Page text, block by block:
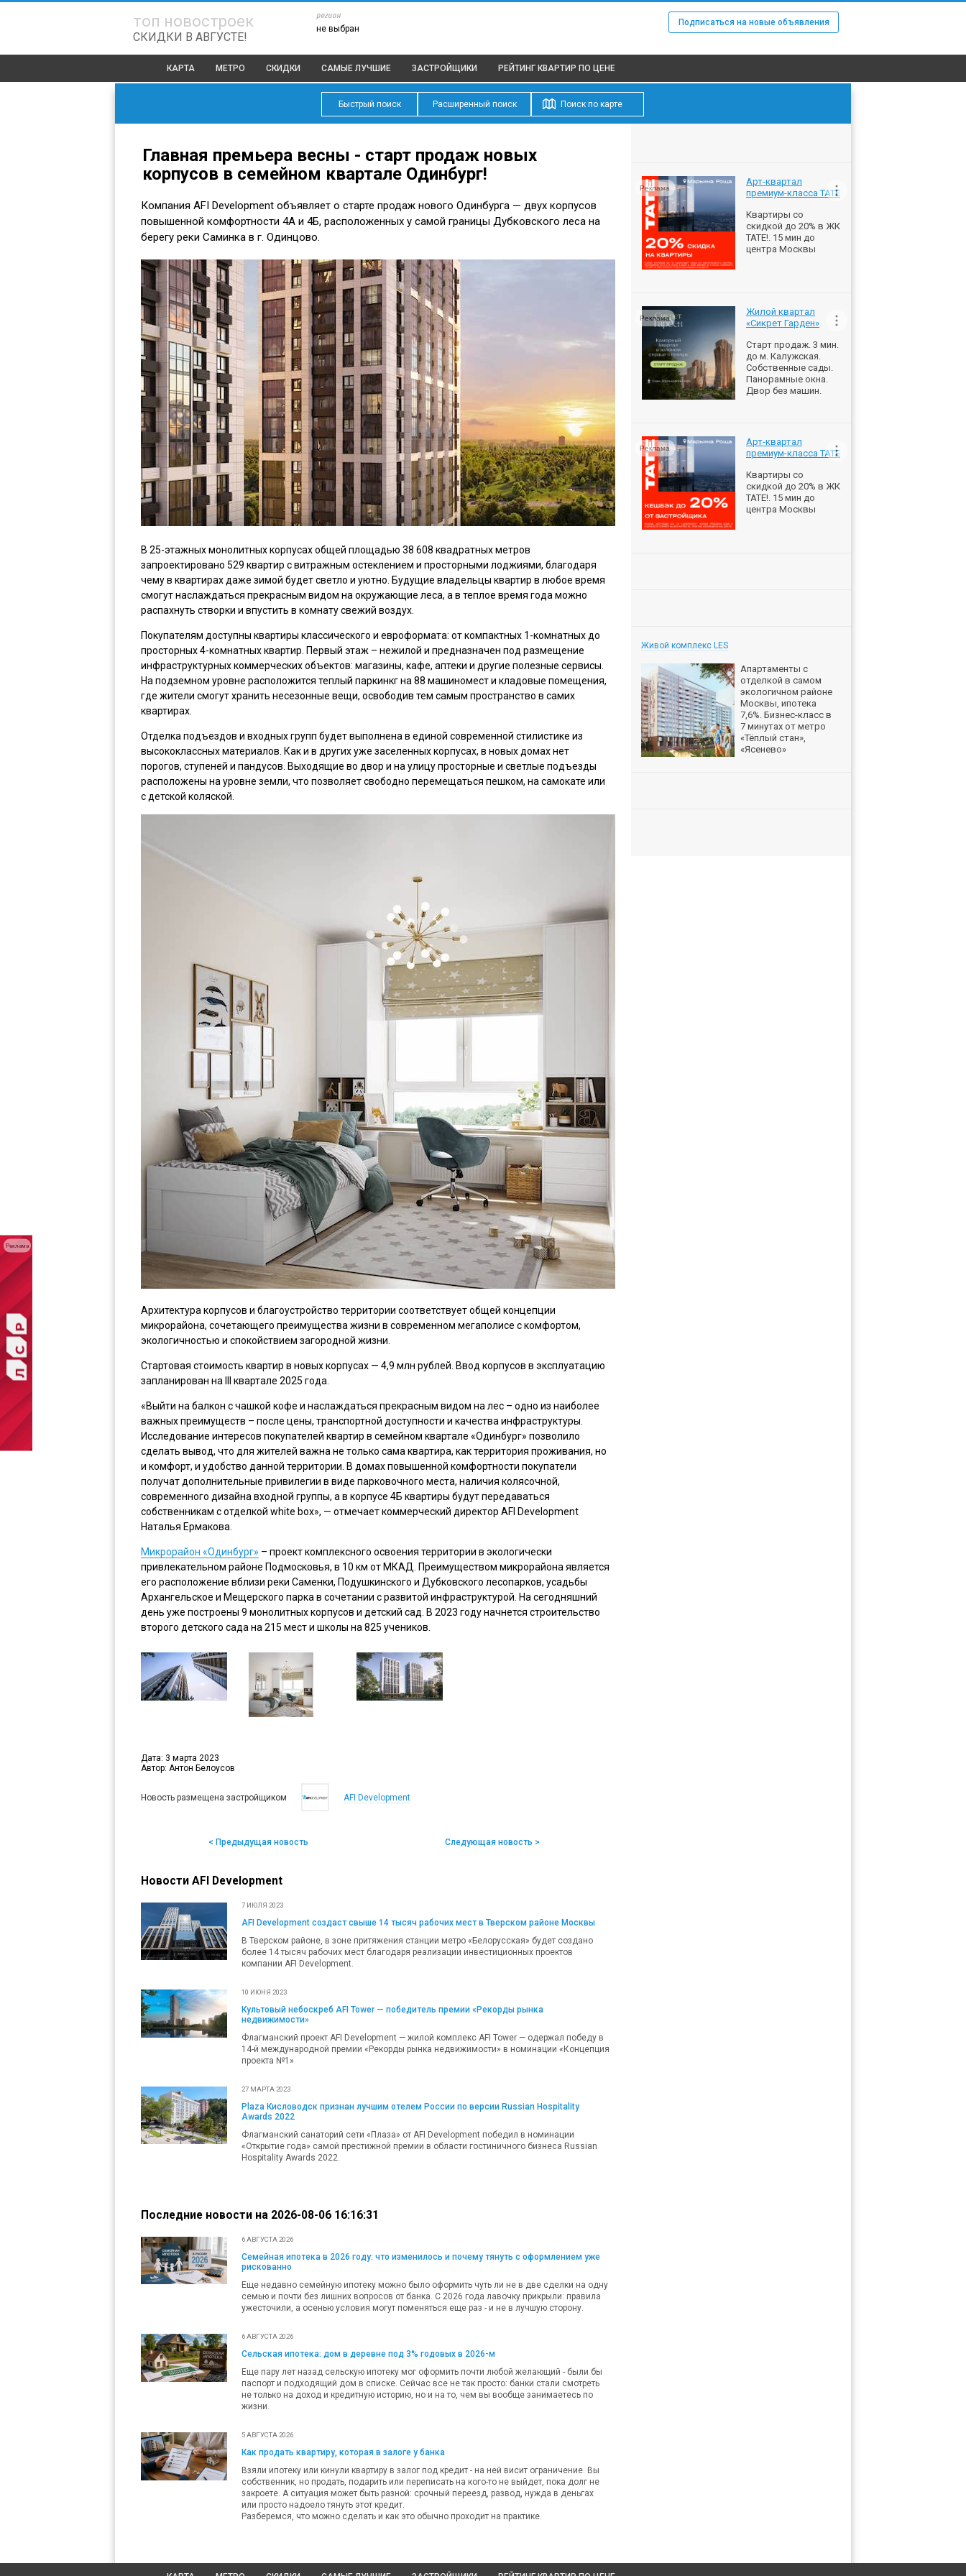
топ новостроек
СКИДКИ В АВГУСТЕ!
регион
не выбран
Подписаться на новые объявления
КАРТА МЕТРО СКИДКИ САМЫЕ ЛУЧШИЕ ЗАСТРОЙЩИКИ РЕЙТИНГ КВАРТИР ПО ЦЕНЕ
Быстрый поиск Расширенный поиск Поиск по карте
Главная премьера весны - старт продаж новых
корпусов в семейном квартале Одинбург!
Компания AFI Development объявляет о старте продаж нового Одинбурга — двух корпусов
повышенной комфортности 4А и 4Б, расположенных у самой границы Дубковского леса на
берегу реки Саминка в г. Одинцово.
В 25-этажных монолитных корпусах общей площадью 38 608 квадратных метров
запроектировано 529 квартир с витражным остеклением и просторными лоджиями, благодаря
чему в квартирах даже зимой будет светло и уютно. Будущие владельцы квартир в любое время
смогут наслаждаться прекрасным видом на окружающие леса, а в теплое время года можно
распахнуть створки и впустить в комнату свежий воздух.
Покупателям доступны квартиры классического и евроформата: от компактных 1-комнатных до
просторных 4-комнатных квартир. Первый этаж – нежилой и предназначен под размещение
инфраструктурных коммерческих объектов: магазины, кафе, аптеки и другие полезные сервисы.
На подземном уровне расположится теплый паркинкг на 88 машиномест и кладовые помещения,
где жители смогут хранить несезонные вещи, освободив тем самым пространство в самих
квартирах.
Отделка подъездов и входных групп будет выполнена в единой современной стилистике из
высококлассных материалов. Как и в других уже заселенных корпусах, в новых домах нет
порогов, ступеней и пандусов. Выходящие во двор и на улицу просторные и светлые подъезды
расположены на уровне земли, что позволяет свободно перемещаться пешком, на самокате или
с детской коляской.
Архитектура корпусов и благоустройство территории соответствует общей концепции
микрорайона, сочетающего преимущества жизни в современном мегаполисе с комфортом,
экологичностью и спокойствием загородной жизни.
Стартовая стоимость квартир в новых корпусах — 4,9 млн рублей. Ввод корпусов в эксплуатацию
запланирован на III квартале 2025 года.
«Выйти на балкон с чашкой кофе и наслаждаться прекрасным видом на лес – одно из наиболее
важных преимуществ – после цены, транспортной доступности и качества инфраструктуры.
Исследование интересов покупателей квартир в семейном квартале «Одинбург» позволило
сделать вывод, что для жителей важна не только сама квартира, как территория проживания, но
и комфорт, и удобство данной территории. В домах повышенной комфортности покупатели
получат дополнительные привилегии в виде парковочного места, наличия колясочной,
современного дизайна входной группы, а в корпусе 4Б квартиры будут передаваться
собственникам с отделкой white box», — отмечает коммерческий директор AFI Development
Наталья Ермакова.
Микрорайон «Одинбург» – проект комплексного освоения территории в экологически
привлекательном районе Подмосковья, в 10 км от МКАД. Преимуществом микрорайона является
его расположение вблизи реки Саменки, Подушкинского и Дубковского лесопарков, усадьбы
Архангельское и Мещерского парка в сочетании с развитой инфраструктурой. На сегодняшний
день уже построены 9 монолитных корпусов и детский сад. В 2023 году начнется строительство
второго детского сада на 215 мест и школы на 825 учеников.
Дата: 3 марта 2023
Автор: Антон Белоусов
Новость размещена застройщиком AFI Development
< Предыдущая новость Следующая новость >
Новости AFI Development
7 ИЮЛЯ 2023
AFI Development создаст свыше 14 тысяч рабочих мест в Тверском районе Москвы
В Тверском районе, в зоне притяжения станции метро «Белорусская» будет создано
более 14 тысяч рабочих мест благодаря реализации инвестиционных проектов
компании AFI Development.
10 ИЮНЯ 2023
Культовый небоскреб AFI Tower — победитель премии «Рекорды рынка
недвижимости»
Флагманский проект AFI Development — жилой комплекс AFI Tower — одержал победу в
14-й международной премии «Рекорды рынка недвижимости» в номинации «Концепция
проекта №1»
27 МАРТА 2023
Plaza Кисловодск признан лучшим отелем России по версии Russian Hospitality
Awards 2022
Флагманский санаторий сети «Плаза» от AFI Development победил в номинации
«Открытие года» самой престижной премии в области гостиничного бизнеса Russian
Hospitality Awards 2022.
Последние новости на 2026-08-06 16:16:31
6 АВГУСТА 2026
Семейная ипотека в 2026 году: что изменилось и почему тянуть с оформлением уже
рискованно
Еще недавно семейную ипотеку можно было оформить чуть ли не в две сделки на одну
семью и почти без лишних вопросов от банка. С 2026 года лавочку прикрыли: правила
ужесточили, а осенью условия могут поменяться еще раз - и не в лучшую сторону.
6 АВГУСТА 2026
Сельская ипотека: дом в деревне под 3% годовых в 2026-м
Еще пару лет назад сельскую ипотеку мог оформить почти любой желающий - были бы
паспорт и подходящий дом в списке. Сейчас все не так просто: банки стали смотреть
не только на доход и кредитную историю, но и на то, чем вы вообще занимаетесь по
жизни.
5 АВГУСТА 2026
Как продать квартиру, которая в залоге у банка
Взяли ипотеку или кинули квартиру в залог под кредит - на ней висит ограничение. Вы
собственник, но продать, подарить или переписать на кого-то не выйдет, пока долг не
закроете. А ситуация может быть разной: срочный переезд, развод, нужда в деньгах
или просто надоело тянуть этот кредит.
Разберемся, что можно сделать и как это обычно проходит на практике.
Реклама
Арт-квартал
премиум-класса ТАТЕ
Квартиры со
скидкой до 20% в ЖК
ТАТЕ!. 15 мин до
центра Москвы
Реклама
Жилой квартал
«Сикрет Гарден»
Старт продаж. 3 мин.
до м. Калужская.
Собственные сады.
Панорамные окна.
Двор без машин.
Реклама
Арт-квартал
премиум-класса ТАТЕ
Квартиры со
скидкой до 20% в ЖК
ТАТЕ!. 15 мин до
центра Москвы
Реклама
Живой комплекс LES
Апартаменты с
отделкой в самом
экологичном районе
Москвы, ипотека
7,6%. Бизнес-класс в
7 минутах от метро
«Тёплый стан»,
«Ясенево»